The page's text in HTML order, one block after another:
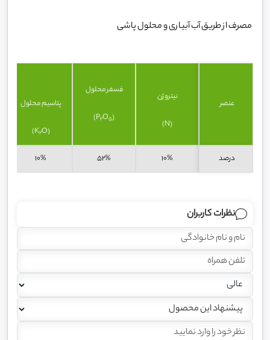
مصرف از طریق آب آبیاری و محلول پاشی
عنصر
نیتروژن
(N)
فسفر محلول
(P
2O5
)
پتاسیم محلول
(K
2O)
درصد 10%
52%
10%
نظرات کاربران